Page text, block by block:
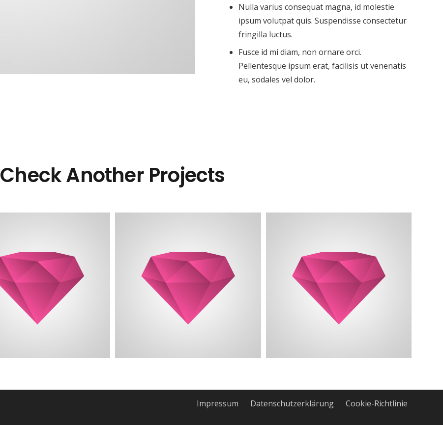
Nulla varius consequat magna, id molestie
ipsum volutpat quis. Suspendisse consectetur
fringilla luctus.
Fusce id mi diam, non ornare orci.
Pellentesque ipsum erat, facilisis ut venenatis
eu, sodales vel dolor.
Check Another Projects
Impressum Datenschutzerklärung Cookie-Richtlinie